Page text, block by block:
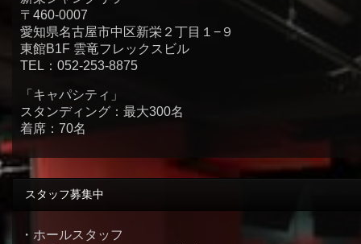
〒460-0007
愛知県名古屋市中区新栄２丁目１−９
東館B1F 雲竜フレックスビル
TEL：052-253-8875
「キャパシティ」
スタンディング：最大300名
着席：70名
スタッフ募集中
・ホールスタッフ